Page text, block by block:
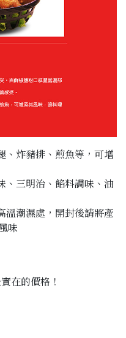
炸豬排、煎魚等，可增
、三明治、餡料調味、油
溫潮濕處，開封後請將產
味
在的價格！